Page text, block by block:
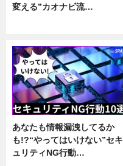
変える”カオナビ流…
あなたも情報漏洩してるか
も!?“やってはいけない”セキ
ュリティNG行動…